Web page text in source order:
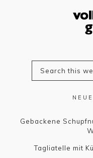
Gebackene
Tagliatelle mit